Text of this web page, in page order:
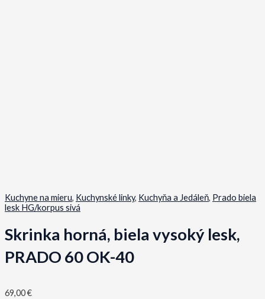
Kuchyne na mieru, Kuchynské linky, Kuchyňa a Jedáleň, Prado biela
lesk HG/korpus sivá
Skrinka horná, biela vysoký lesk,
PRADO 60 OK-40
69,00€